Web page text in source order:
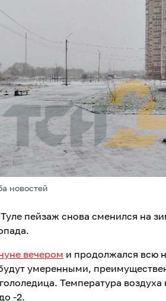
новостей
пейзаж снова сменился на
вечером и продолжался всю
умеренными,
Температура
-2.